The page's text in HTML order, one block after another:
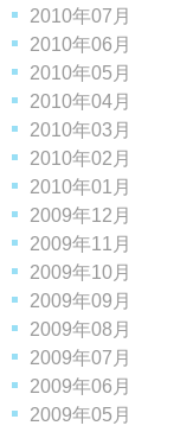
2010年07月
2010年06月
2010年05月
2010年04月
2010年03月
2010年02月
2010年01月
2009年12月
2009年11月
2009年10月
2009年09月
2009年08月
2009年07月
2009年06月
2009年05月